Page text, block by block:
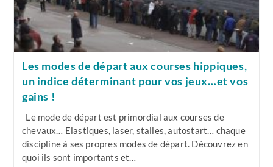
Les modes de départ aux courses hippiques,
un indice déterminant pour vos jeux…et vos
gains !
Le mode de départ est primordial aux courses de
chevaux… Elastiques, laser, stalles, autostart… chaque
discipline à ses propres modes de départ. Découvrez en
quoi ils sont importants et…